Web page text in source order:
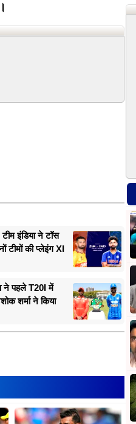
इंडिया ने टॉस
टीमों की प्लेइंग XI
शर्मा ने किया